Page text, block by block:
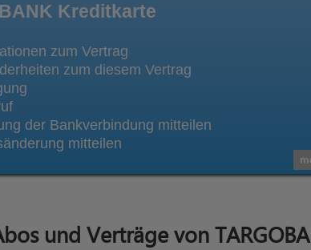
Kreditkarte
zum Vertrag
zum diesem Vertrag
der Bankverbindung mitteilen
mitteilen
und Verträge von